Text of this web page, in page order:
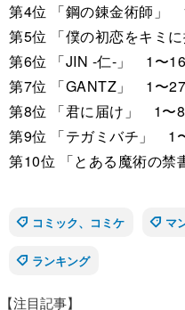
第4位 「鋼の錬金術師」
第5位 「僕の初恋をキミ
第6位 「JIN -仁-」 1〜
第7位 「GANTZ」 1〜
第8位 「君に届け」 1〜
第9位 「テガミバチ」 1
第10位 「とある魔術の
コミック、コミケ
マ
ランキング
【注目記事】